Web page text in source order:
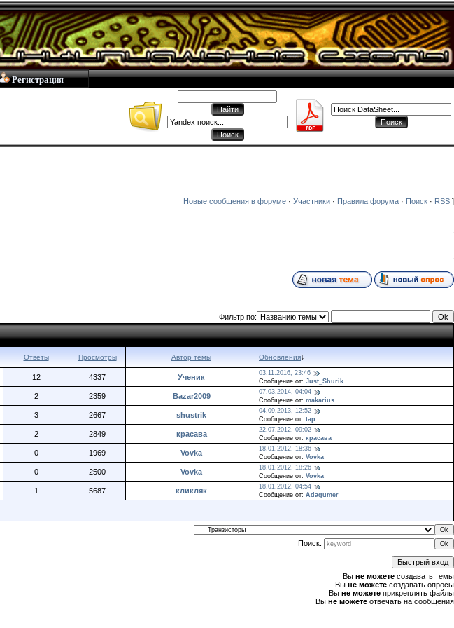
Регистрация
Новые сообщения в форуме · Участники · Правила форума · Поиск · RSS ]
Фильтр по:
Ответы Просмотры Автор темы Обновления↓
12 4337 Ученик
03.11.2016, 23:46
Сообщение от: Just_Shurik
2 2359 Bazar2009
07.03.2014, 04:04
Сообщение от: makarius
3 2667 shustrik
04.09.2013, 12:52
Сообщение от: tap
2 2849 красава
22.07.2012, 09:02
Сообщение от: красава
0 1969 Vovka
18.01.2012, 18:36
Сообщение от: Vovka
0 2500 Vovka
18.01.2012, 18:26
Сообщение от: Vovka
1 5687 кликляк
18.01.2012, 04:54
Сообщение от: Adagumer
Поиск:
Вы не можете создавать темы
Вы не можете создавать опросы
Вы не можете прикреплять файлы
Вы не можете отвечать на сообщения